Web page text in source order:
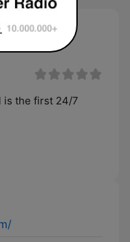
is the first 24/7